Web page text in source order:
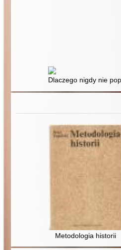
Dlaczego nigdy nie
Metodologia historii